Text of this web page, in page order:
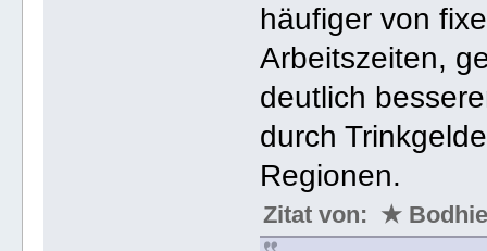
häufiger von
Arbeitszeiten,
deutlich
durch
Regionen.
Zitat von: ★